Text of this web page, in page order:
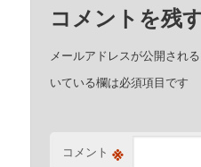
コメントを残
メールアドレスが公開され
いている欄は必須項目です
コメント ※